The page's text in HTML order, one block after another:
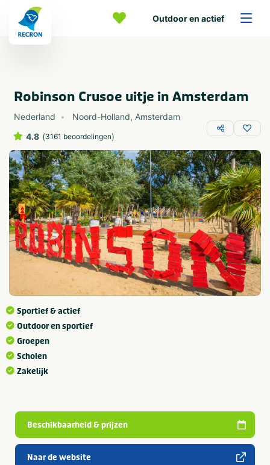
Outdoor en actief
Robinson Crusoe uitje in Amsterdam
Nederland Noord-Holland, Amsterdam
4.8 (3161 beoordelingen)
Sportief & actief
Outdoor en sportief
Groepen
Scholen
Zakelijk
Beschikbaarheid & prijzen
Naar de website